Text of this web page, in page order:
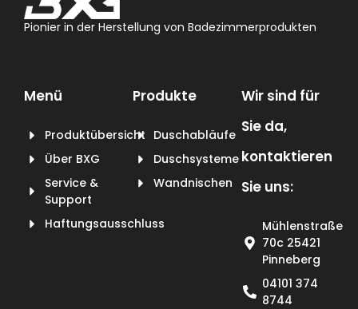
Pionier in der Herstellung von Badezimmerprodukten
Menü
Produktübersicht
Über BXG
Service &
Support
Haftungsausschluss
Produkte
Duschabläufe
Duschsysteme
Wandnischen
Wir sind für
Sie da,
kontaktieren
Sie uns:
Mühlenstraße
70c 25421
Pinneberg
04101 374
8744